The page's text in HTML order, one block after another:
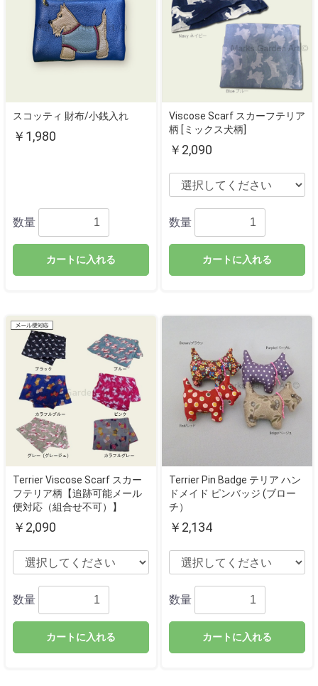
スコッティ 財布/小銭入れ
￥1,980
数量
カートに入れる
Viscose Scarf スカーフテリア
柄 [ミックス犬柄]
￥2,090
数量
カートに入れる
Terrier Viscose Scarf スカー
フテリア柄【追跡可能メール
便対応（組合せ不可）】
￥2,090
数量
カートに入れる
Terrier Pin Badge テリア ハン
ドメイド ピンバッジ (ブロー
チ）
￥2,134
数量
カートに入れる